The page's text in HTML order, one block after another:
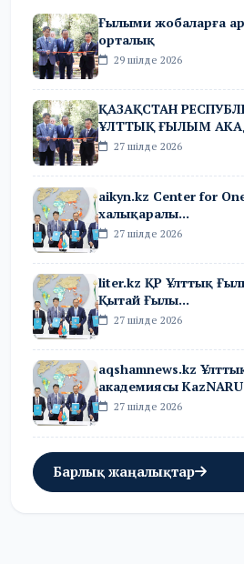
Ғылыми жобаларға
орталық
29 шілде 2026
ҚАЗАҚСТАН
ҰЛТТЫҚ ҒЫЛЫМ
27 шілде 2026
aikyn.kz Center for
халықаралы...
27 шілде 2026
liter.kz ҚР Ұлттық
Қытай Ғылы...
27 шілде 2026
aqshamnews.kz
академиясы
27 шілде 2026
Барлық жаңалықтар